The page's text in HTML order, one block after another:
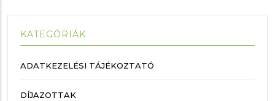
KATEGÓRIÁK
ADATKEZELÉSI TÁJÉKOZTATÓ
DÍJAZOTTAK